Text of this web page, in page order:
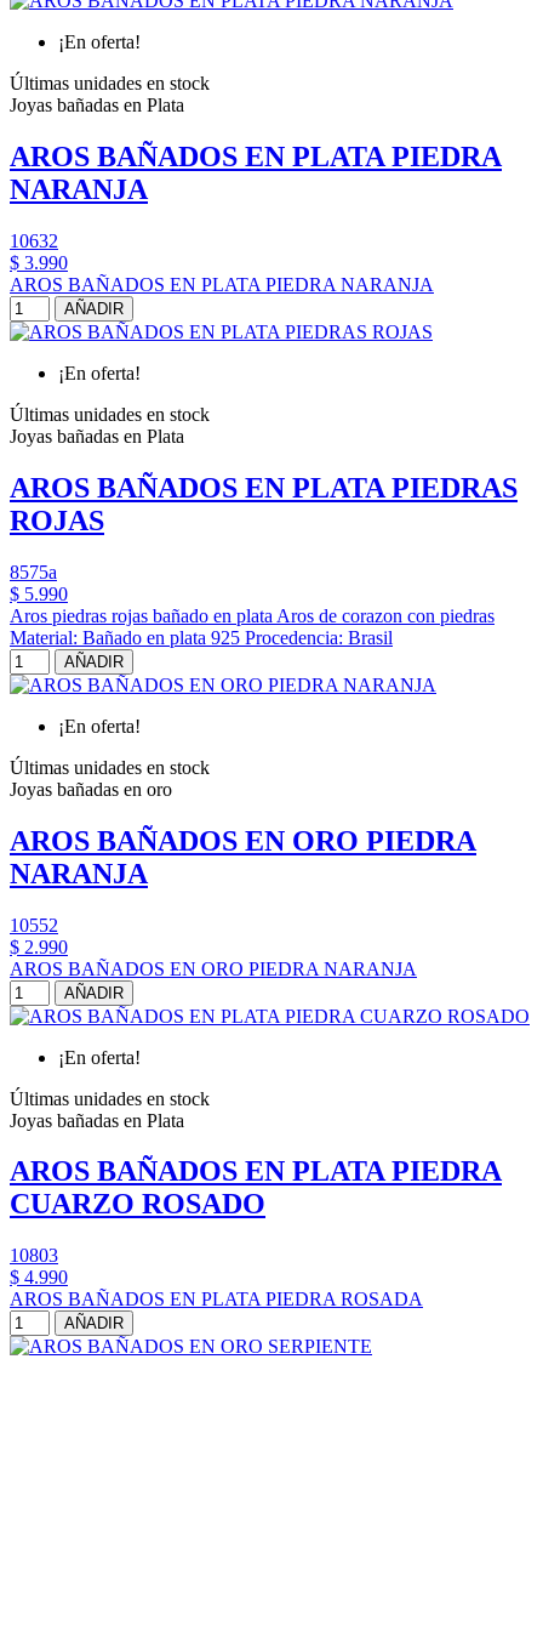
¡En oferta!
Últimas unidades en stock
Joyas bañadas en Plata
AROS BAÑADOS EN PLATA PIEDRA
NARANJA
10632
$ 3.990
AROS BAÑADOS EN PLATA PIEDRA NARANJA
AÑADIR
¡En oferta!
Últimas unidades en stock
Joyas bañadas en Plata
AROS BAÑADOS EN PLATA PIEDRAS
ROJAS
8575a
$ 5.990
Aros piedras rojas bañado en plata Aros de corazon con piedras
Material: Bañado en plata 925 Procedencia: Brasil
AÑADIR
¡En oferta!
Últimas unidades en stock
Joyas bañadas en oro
AROS BAÑADOS EN ORO PIEDRA
NARANJA
10552
$ 2.990
AROS BAÑADOS EN ORO PIEDRA NARANJA
AÑADIR
¡En oferta!
Últimas unidades en stock
Joyas bañadas en Plata
AROS BAÑADOS EN PLATA PIEDRA
CUARZO ROSADO
10803
$ 4.990
AROS BAÑADOS EN PLATA PIEDRA ROSADA
AÑADIR